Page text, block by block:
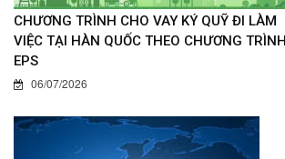
CHƯƠNG TRÌNH CHO VAY KÝ QUỸ ĐI LÀM
VIỆC TẠI HÀN QUỐC THEO CHƯƠNG TRÌNH
EPS
06/07/2026